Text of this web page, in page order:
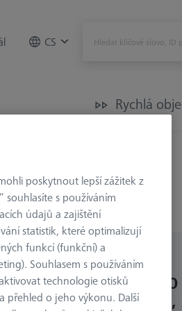
CS
Rychlá
REFERENČNÍ ZNAČKY
Referenční značky
kódované 8-427, bílé,
poskytnout lepší zážitek z
souhlasíte s používáním
údajů a zajištění
statistik, které optimalizují
funkcí (funkční) a
Souhlasem s používáním
technologie otisků
přehled o jeho výkonu. Další